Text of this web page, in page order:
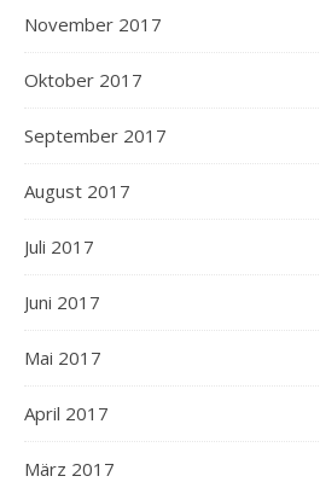
November 2017
Oktober 2017
September 2017
August 2017
Juli 2017
Juni 2017
Mai 2017
April 2017
März 2017